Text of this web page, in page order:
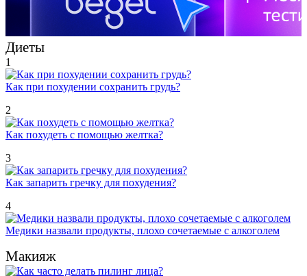
Диеты
1
Как при похудении сохранить грудь?
2
Как похудеть с помощью желтка?
3
Как запарить гречку для похудения?
4
Медики назвали продукты, плохо сочетаемые с алкоголем
Макияж